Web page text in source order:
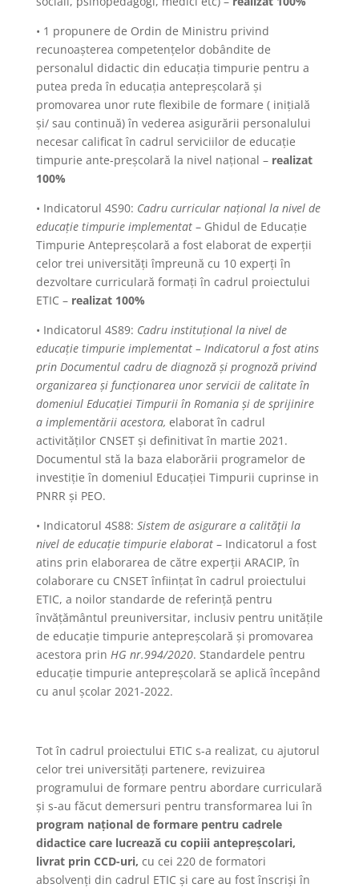
• 1 propunere de Ordin de Ministru privind
recunoașterea competențelor dobândite de
personalul didactic din educația timpurie pentru a
putea preda în educația antepreșcolară și
promovarea unor rute flexibile de formare ( inițială
și/ sau continuă) în vederea asigurării personalului
necesar calificat în cadrul serviciilor de educație
timpurie ante-preșcolară la nivel național –realizat
100%
• Indicatorul 4S90: Cadru curricular național la nivel de
educație timpurie implementat– Ghidul de Educație
Timpurie Antepreșcolară a fost elaborat de experții
celor trei universități împreună cu 10 experți în
dezvoltare curriculară formați în cadrul proiectului
ETIC –realizat 100%
• Indicatorul 4S89: Cadru instituțional la nivel de
educație timpurie implementat – Indicatorul a fost atins
prin Documentul cadru de diagnoză și prognoză privind
organizarea și funcționarea unor servicii de calitate în
domeniul Educației Timpurii în Romania și de sprijinire
a implementării acestora, elaborat în cadrul
activităților CNSET și definitivat în martie 2021.
Documentul stă la baza elaborării programelor de
investiție în domeniul Educației Timpurii cuprinse in
PNRR și PEO.
• Indicatorul 4S88: Sistem de asigurare a calităţii la
nivel de educație timpurie elaborat– Indicatorul a fost
atins prin elaborarea de către experții ARACIP, în
colaborare cu CNSET înființat în cadrul proiectului
ETIC, a noilor standarde de referință pentru
învățământul preuniversitar, inclusiv pentru unitățile
de educație timpurie antepreșcolară și promovarea
acestora prin HG nr.994/2020. Standardele pentru
educație timpurie antepreșcolară se aplică începând
cu anul școlar 2021-2022.
Tot în cadrul proiectului ETIC s-a realizat, cu ajutorul
celor trei universități partenere, revizuirea
programului de formare pentru abordare curriculară
și s-au făcut demersuri pentru transformarea lui în
program național de formare pentru cadrele
didactice care lucrează cu copiii antepreșcolari,
livrat prin CCD-uri, cu cei 220 de formatori
absolvenți din cadrul ETIC și care au fost înscriși în